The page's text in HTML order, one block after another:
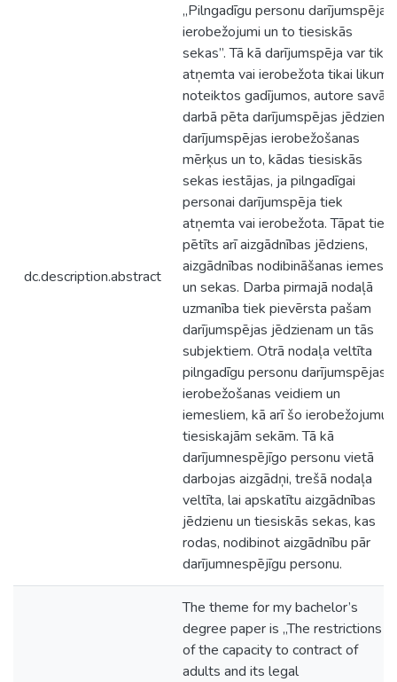
dc.description.abstract
„Pilngadīgu personu darījumspējas
ierobežojumi un to tiesiskās
sekas”. Tā kā darījumspēja var tikt
atņemta vai ierobežota tikai likumā
noteiktos gadījumos, autore savā
darbā pēta darījumspējas jēdzienu,
darījumspējas ierobežošanas
mērķus un to, kādas tiesiskās
sekas iestājas, ja pilngadīgai
personai darījumspēja tiek
atņemta vai ierobežota. Tāpat tiek
pētīts arī aizgādnības jēdziens,
aizgādnības nodibināšanas iemesli
un sekas. Darba pirmajā nodaļā
uzmanība tiek pievērsta pašam
darījumspējas jēdzienam un tās
subjektiem. Otrā nodaļa veltīta
pilngadīgu personu darījumspējas
ierobežošanas veidiem un
iemesliem, kā arī šo ierobežojumu
tiesiskajām sekām. Tā kā
darījumnespējīgo personu vietā
darbojas aizgādņi, trešā nodaļa
veltīta, lai apskatītu aizgādnības
jēdzienu un tiesiskās sekas, kas
rodas, nodibinot aizgādnību pār
darījumnespējīgu personu.
The theme for my bachelor’s
degree paper is „The restrictions
of the capacity to contract of
adults and its legal